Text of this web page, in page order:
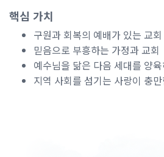
핵심 가치
구원과 회복의 예배가 있는 교회
믿음으로 부흥하는 가정과 교회
예수님을 닮은 다음 세대를 양
지역 사회를 섬기는 사랑이 충